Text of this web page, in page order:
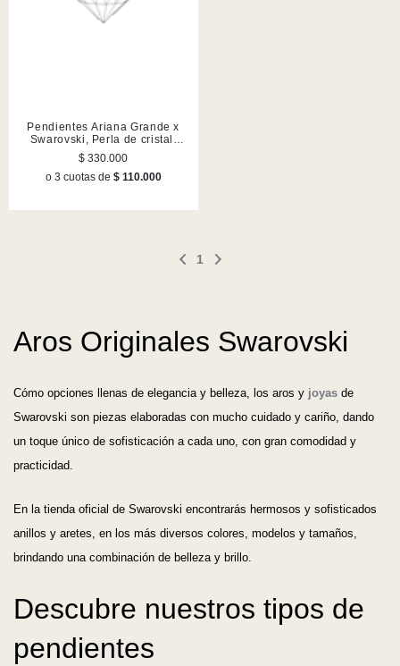
Pendientes Ariana Grande x
Swarovski, Perla de cristal,
Tallas mixtas, Blancos,
Acabado en rodio
$ 330.000
o 3 cuotas de $ 110.000
1
Aros Originales Swarovski
Cómo opciones llenas de elegancia y belleza, los aros y joyas de
Swarovski son piezas elaboradas con mucho cuidado y cariño, dando
un toque único de sofisticación a cada uno, con gran comodidad y
practicidad.
En la tienda oficial de Swarovski encontrarás hermosos y sofisticados
anillos y aretes, en los más diversos colores, modelos y tamaños,
brindando una combinación de belleza y brillo.
Descubre nuestros tipos de
pendientes